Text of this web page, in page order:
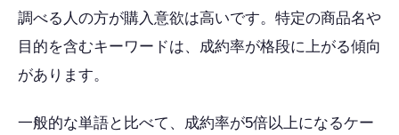
調べる人の方が購入意欲は高いです。特定の商品名や
目的を含むキーワードは、成約率が格段に上がる傾向
があります。
一般的な単語と比べて、成約率が5倍以上になるケー